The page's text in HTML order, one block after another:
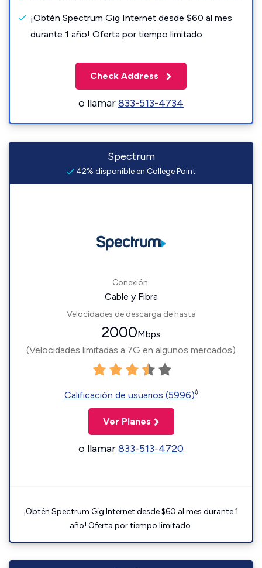
¡Obtén Spectrum Gig Internet desde $60 al mes
durante 1 año! Oferta por tiempo limitado.
Check Address
o llamar833-513-4734
Spectrum
42% disponible en College Point
Conexión:
Cable y Fibra
Velocidades de descarga de hasta
2000Mbps
(Velocidades limitadas a 7G en algunos mercados)
Calificación de usuarios (5996)◊
Ver Planes
o llamar833-513-4720
¡Obtén Spectrum Gig Internet desde $60 al mes durante 1
año! Oferta por tiempo limitado.